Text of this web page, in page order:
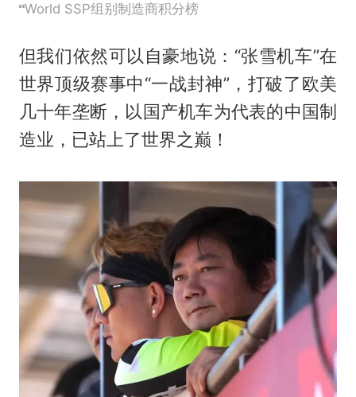
World SSP组别制造商积分榜
但我们依然可以自豪地说：“张雪机车”在
世界顶级赛事中“一战封神”，打破了欧美
几十年垄断，以国产机车为代表的中国制
造业，已站上了世界之巅！